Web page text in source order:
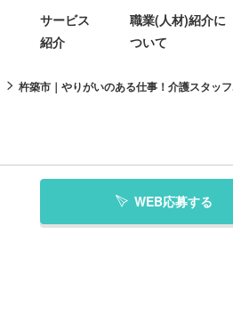
サービス
紹介
職業(人材)紹介に
ついて
杵築市｜やりがいのある仕事！介護スタッ
WEB応募する